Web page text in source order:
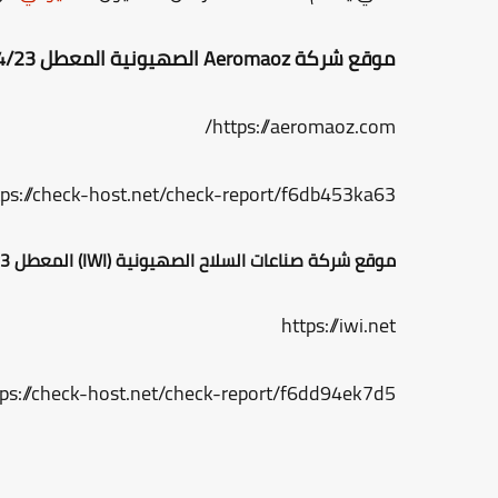
موقع شركة Aeromaoz الصهيونية المعطل 02/04/23
https://aeromaoz.com/
check-host.net/check-report/f6db453ka63
موقع شركة صناعات السلاح الصهيونية (IWI) المعطل 02/04/23
https://iwi.net
check-host.net/check-report/f6dd94ek7d5